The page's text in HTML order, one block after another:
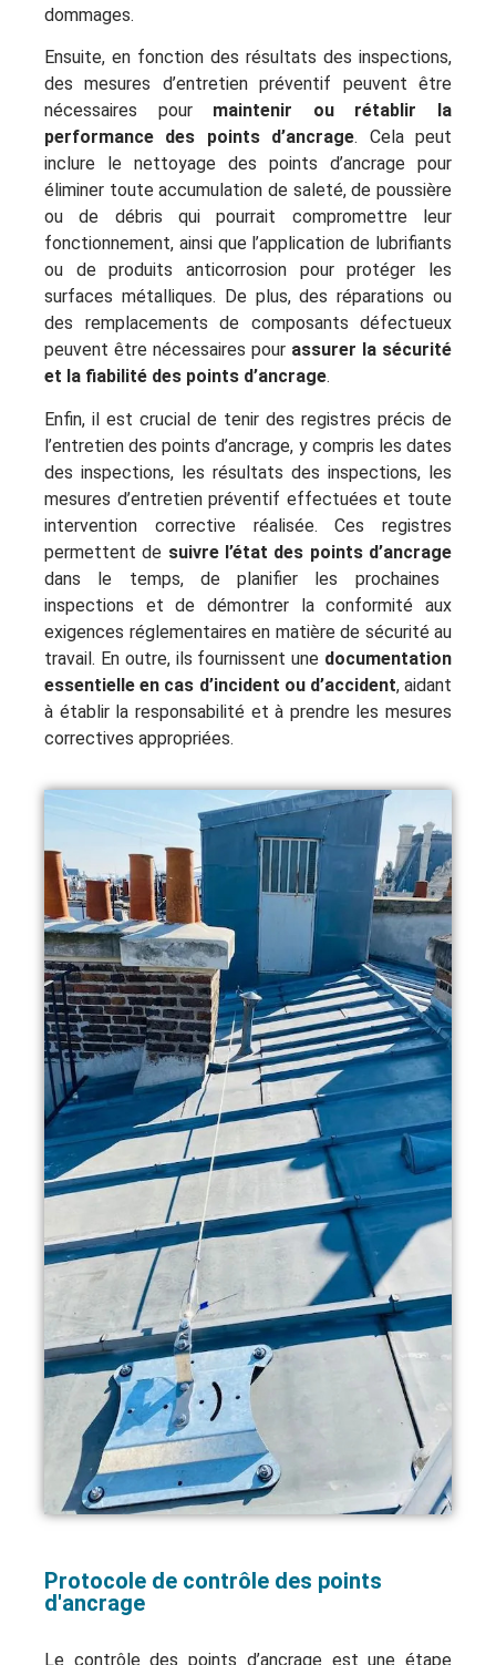
dommages.
Ensuite, en fonction des résultats des inspections,
des mesures d’entretien préventif peuvent être
nécessaires pour maintenir ou rétablir la
performance des points d’ancrage. Cela peut
inclure le nettoyage des points d’ancrage pour
éliminer toute accumulation de saleté, de poussière
ou de débris qui pourrait compromettre leur
fonctionnement, ainsi que l’application de lubrifiants
ou de produits anticorrosion pour protéger les
surfaces métalliques. De plus, des réparations ou
des remplacements de composants défectueux
peuvent être nécessaires pour assurer la sécurité
et la fiabilité des points d’ancrage.
Enfin, il est crucial de tenir des registres précis de
l’entretien des points d’ancrage, y compris les dates
des inspections, les résultats des inspections, les
mesures d’entretien préventif effectuées et toute
intervention corrective réalisée. Ces registres
permettent de suivre l’état des points d’ancrage
dans le temps, de planifier les prochaines
inspections et de démontrer la conformité aux
exigences réglementaires en matière de sécurité au
travail. En outre, ils fournissent une documentation
essentielle en cas d’incident ou d’accident, aidant
à établir la responsabilité et à prendre les mesures
correctives appropriées.
Protocole de contrôle des points
d'ancrage
Le contrôle des points d’ancrage est une étape